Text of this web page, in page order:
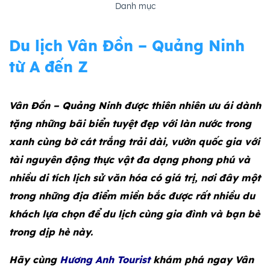
Danh mục
Du lịch Vân Đồn – Quảng Ninh
từ A đến Z
Vân Đồn – Quảng Ninh được thiên nhiên ưu ái dành
tặng những bãi biển tuyệt đẹp với làn nước trong
xanh cùng bờ cát trắng trải dài, vườn quốc gia với
tài nguyên động thực vật đa dạng phong phú và
nhiều di tích lịch sử văn hóa có giá trị, nơi đây một
trong những địa điểm miền bắc được rất nhiều du
khách lựa chọn để du lịch cùng gia đình và bạn bè
trong dịp hè này.
Hãy cùng Hương Anh Tourist khám phá ngay Vân